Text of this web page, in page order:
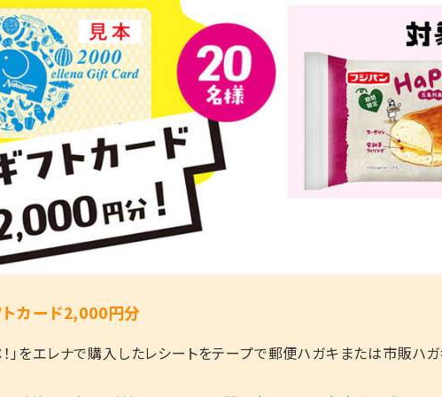
カード2,000円分
」をエレナで購入したレシートをテープで郵便ハガキまたは市販ハ